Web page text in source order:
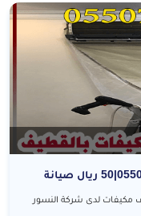
شركة تنظيف مكيفات بالقطيف 0550738941|50 ريال صيانة
لدى شركة النسور